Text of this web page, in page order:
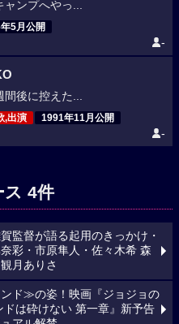
ャンプへやっ...
5月公開
-
間後に控えた...
,出演 1991年11月公開
-
ス 4件
監督が語る起用のきっかけ・
彩・市原隼人・佐々木希 森
月ありさ
ド≫の姿！映画『ジョジョの
は砕けない 第一章』新予告